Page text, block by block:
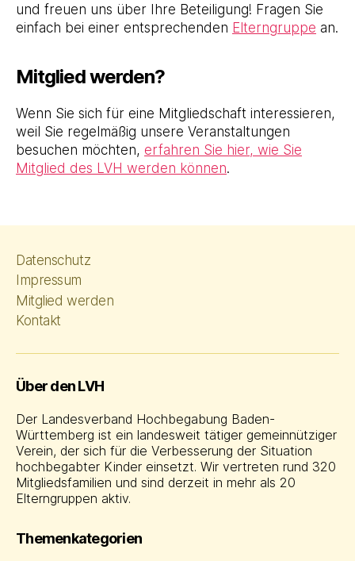
und freuen uns über Ihre Beteiligung! Fragen Sie
einfach bei einer entsprechenden Elterngruppe an.
Mitglied werden?
Wenn Sie sich für eine Mitgliedschaft interessieren,
weil Sie regelmäßig unsere Veranstaltungen
besuchen möchten, erfahren Sie hier, wie Sie
Mitglied des LVH werden können.
Datenschutz
Impressum
Mitglied werden
Kontakt
Über den LVH
Der Landesverband Hochbegabung Baden-
Württemberg ist ein landesweit tätiger gemeinnütziger
Verein, der sich für die Verbesserung der Situation
hochbegabter Kinder einsetzt. Wir vertreten rund 320
Mitgliedsfamilien und sind derzeit in mehr als 20
Elterngruppen aktiv.
Themenkategorien